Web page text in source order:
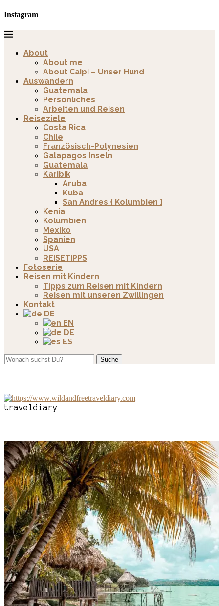
Instagram
About
About me
About Caipi – Unser Hund
Auswandern
Guatemala
Persönliches
Arbeiten und Reisen
Reiseziele
Costa Rica
Chile
Französisch-Polynesien
Galapagos Inseln
Guatemala
Karibik
Aruba
Kuba
San Andres { Kolumbien }
Kenia
Kolumbien
Mexiko
Spanien
USA
REISETIPPS
Fotoserie
Reisen mit Kindern
Tipps zum Reisen mit Kindern
Reisen mit unseren Zwillingen
Kontakt
DE
EN
DE
ES
Suche
traveldiary